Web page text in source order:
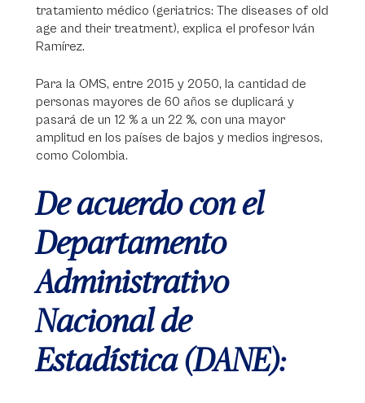
tratamiento médico (geriatrics: The diseases of old
age and their treatment), explica el profesor Iván
Ramírez.
Para la OMS, entre 2015 y 2050, la cantidad de
personas mayores de 60 años se duplicará y
pasará de un 12 % a un 22 %, con una mayor
amplitud en los países de bajos y medios ingresos,
como Colombia.
De acuerdo con el
Departamento
Administrativo
Nacional de
Estadística (DANE):